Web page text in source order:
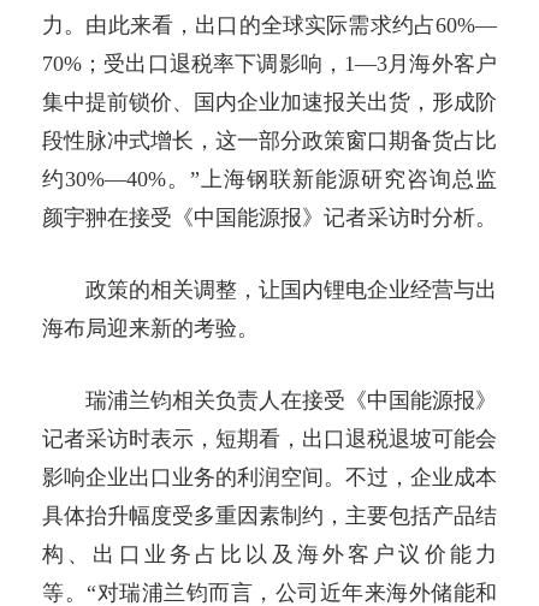
力。由此来看，出口的全球实际需求约占60%—
70%；受出口退税率下调影响，1—3月海外客户
集中提前锁价、国内企业加速报关出货，形成阶
段性脉冲式增长，这一部分政策窗口期备货占比
约30%—40%。”上海钢联新能源研究咨询总监
颜宇翀在接受《中国能源报》记者采访时分析。
政策的相关调整，让国内锂电企业经营与出
海布局迎来新的考验。
瑞浦兰钧相关负责人在接受《中国能源报》
记者采访时表示，短期看，出口退税退坡可能会
影响企业出口业务的利润空间。不过，企业成本
具体抬升幅度受多重因素制约，主要包括产品结
构、出口业务占比以及海外客户议价能力
等。“对瑞浦兰钧而言，公司近年来海外储能和